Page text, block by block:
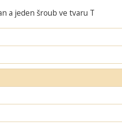
a jeden šroub ve tvaru T